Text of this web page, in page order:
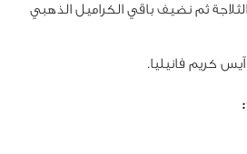
ثم نضيف باقي الكراميل الذهبي
كريم فانيليا.